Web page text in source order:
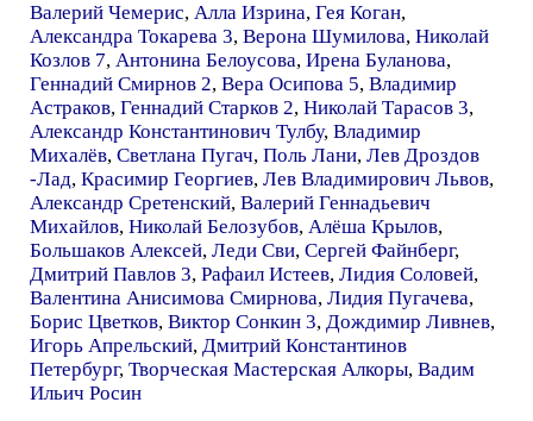
Валерий Чемерис, Алла Изрина, Гея Коган,
Александра Токарева 3, Верона Шумилова, Николай
Козлов 7, Антонина Белоусова, Ирена Буланова,
Геннадий Смирнов 2, Вера Осипова 5, Владимир
Астраков, Геннадий Старков 2, Николай Тарасов 3,
Александр Константинович Тулбу, Владимир
Михалёв, Светлана Пугач, Поль Лани, Лев Дроздов
-Лад, Красимир Георгиев, Лев Владимирович Львов,
Александр Сретенский, Валерий Геннадьевич
Михайлов, Николай Белозубов, Алёша Крылов,
Большаков Алексей, Леди Сви, Сергей Файнберг,
Дмитрий Павлов 3, Рафаил Истеев, Лидия Соловей,
Валентина Анисимова Смирнова, Лидия Пугачева,
Борис Цветков, Виктор Сонкин 3, Дождимир Ливнев,
Игорь Апрельский, Дмитрий Константинов
Петербург, Творческая Мастерская Алкоры, Вадим
Ильич Росин